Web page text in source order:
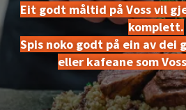
Eit godt måltid på Voss vil
komplett.
Spis noko godt på ein av dei
eller kafeane som